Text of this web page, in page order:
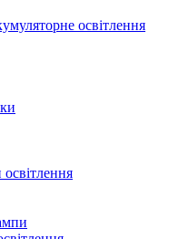
освітлення